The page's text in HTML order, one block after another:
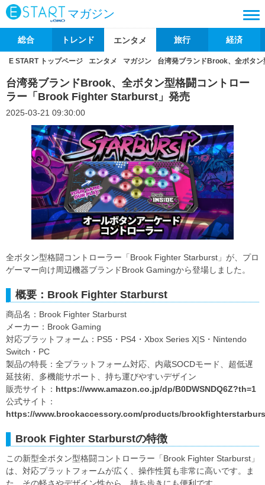
マガジン
総合 トレンド エンタメ 旅行 経済
E START トップページ エンタメ マガジン 台湾発ブランドBrook、全ボタ
台湾発ブランドBrook、全ボタン型格闘コントロー
ラー「Brook Fighter Starburst」発売
2025-03-21 09:30:00
全ボタン型格闘コントローラー「Brook Fighter Starburst」が、プロ
ゲーマー向け周辺機器ブランドBrook Gamingから登場しました。
概要：Brook Fighter Starburst
商品名：Brook Fighter Starburst
メーカー：Brook Gaming
対応プラットフォーム：PS5・PS4・Xbox Series X|S・Nintendo
Switch・PC
製品の特長：全プラットフォーム対応、内蔵SOCDモード、超低遅
延技術、多機能サポート、持ち運びやすいデザイン
販売サイト： https://www.amazon.co.jp/dp/B0DWSNDQ6Z?th=1
公式サイト：
https://www.brookaccessory.com/products/
Brook Fighter Starburstの特徴
この新型全ボタン型格闘コントローラー「Brook Fighter Starburst」
は、対応プラットフォームが広く、操作性質も非常に高いです。ま
た、その軽さやデザイン性から、持ち歩きにも便利です。